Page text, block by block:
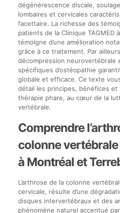
dégénérescence discale,
lombaires et cervicales
facettaire. La richesse des
patients de la Clinique TAGMED
témoigne d’une amélioration
grâce à ce traitement. Par
décompression neurovertébrale
spécifiques d’ostéopathie
globale et efficace. Ce texte
détail les principes, bénéfices et
thérapie phare, au cœur de la
vertébrale.
Comprendre
colonne
à Montréal et
L’arthrose de la colonne
cervicale, résulte d’une
disques intervertébraux et des
phénomène naturel accentué